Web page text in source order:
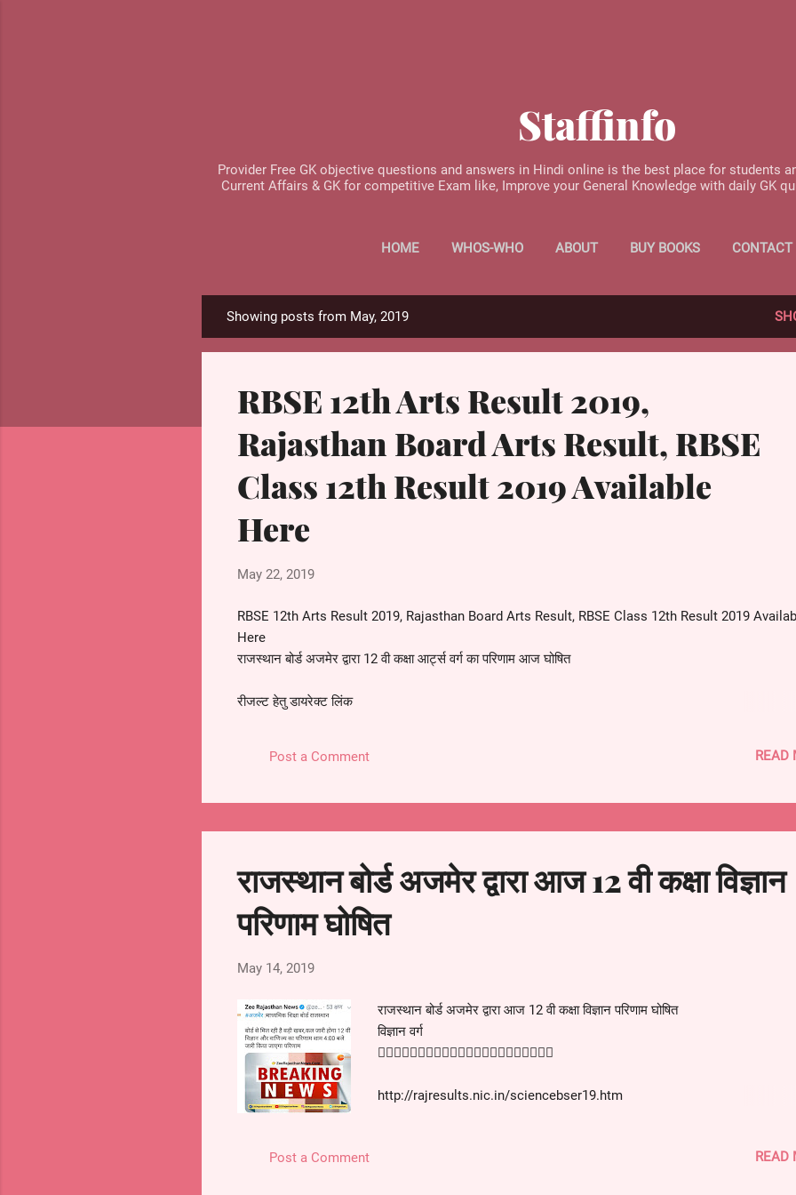
Staffinfo
Provider Free GK objective questions and answers in Hindi online is the best place for students
Current Affairs & GK for competitive Exam like, Improve your General Knowledge with daily GK
HOME WHOS-WHO ABOUT BUY BOOKS CONTACT
o
Showing posts from May, 2019
RBSE 12th Arts Result 2019,
Rajasthan Board Arts Result, RBSE
Class 12th Result 2019 Available
Here
May 22, 2019
RBSE 12th Arts Result 2019, Rajasthan Board Arts Result, RBSE Class 12th Result 2019
Here
राजस्थान बोर्ड अजमेर द्वारा 12 वी कक्षा आर्ट्स वर्ग का परिणाम आज घोषित
रीजल्ट हेतु डायरेक्ट लिंक
http://rj-12-arts-result.indiaresults.com/rj/bser/class-12-arts-result-2019/mquery.htm
कृपया कुछ समय दे कर हमें अपने सुझावों से अवगत करें, ताकि हम इस जानकारी को अधिक उपयोगी बना सकें. अपनी व्यक्तिगत
जानकारी जैसे नाम, पता और संपर्क सूत्र न छोडें. यह एक प्रतिक्रिया मात्र है और इसकी कोई पुष्टि अथवा जवाब आपको नहीं
जायेगा.
Post a Comment READ
राजस्थान बोर्ड अजमेर द्वारा आज 12 वी कक्षा विज्ञान
परिणाम घोषित
May 14, 2019
राजस्थान बोर्ड अजमेर द्वारा आज 12 वी कक्षा विज्ञान परिणाम घोषित
विज्ञान वर्ग
👇🏻👇🏻👇🏻👇🏻👇🏻👇🏻👇🏻👇🏻👇🏻👇🏻👇🏻
http://rajresults.nic.in/sciencebser19.htm
Post a Comment READ